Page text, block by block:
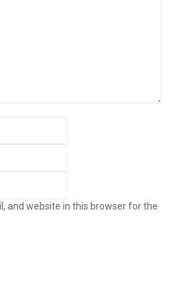
and website in this browser for the